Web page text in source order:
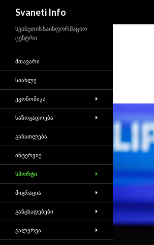
Svaneti Info
სვანეთის საინფორმაციო
ცენტრი
ᲛᲗᲐᲕᲐᲠᲘ
ᲡᲘᲐᲮᲚᲔ
ᲔᲙᲝᲜᲝᲛᲘᲙᲐ
ᲡᲐᲖᲝᲒᲐᲓᲝᲔᲑᲐ
ᲒᲐᲜᲐᲗᲚᲔᲑᲐ
ᲘᲜᲢᲔᲠᲕᲘᲣ
ᲡᲞᲝᲠᲢᲘ
ᲛᲘᲒᲠᲐᲪᲘᲐ
ᲒᲐᲜᲪᲮᲐᲓᲔᲑᲔᲑᲘ
ᲒᲐᲚᲔᲠᲔᲐ